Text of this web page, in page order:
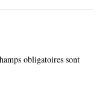
obligatoires sont